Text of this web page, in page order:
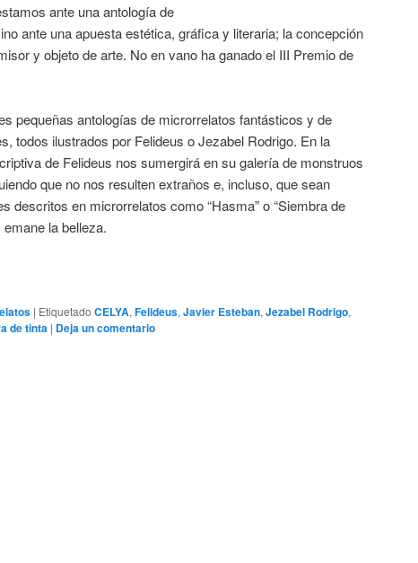
ante una antología de
ante una apuesta estética, gráfica y literaria; la concepción
y objeto de arte. No en vano ha ganado el III Premio de
pequeñas antologías de microrrelatos fantásticos y de
todos ilustrados por Felideus o Jezabel Rodrigo. En la
de Felideus nos sumergirá en su galería de monstruos
que no nos resulten extraños e, incluso, que sean
descritos en microrrelatos como “Hasma” o “Siembra de
la belleza.
| Etiquetado CELYA, Felideus, Javier Esteban, Jezabel Rodrigo,
de tinta | Deja un comentario